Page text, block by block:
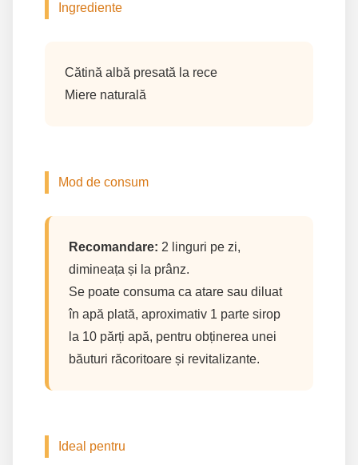
Ingrediente
Cătină albă presată la rece
Miere naturală
Mod de consum
Recomandare: 2 linguri pe zi,
dimineața și la prânz.
Se poate consuma ca atare sau diluat
în apă plată, aproximativ 1 parte sirop
la 10 părți apă, pentru obținerea unei
băuturi răcoritoare și revitalizante.
Ideal pentru